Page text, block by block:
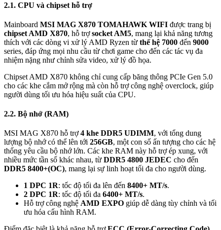
2.1. CPU và chipset hỗ trợ
Mainboard MSI MAG X870 TOMAHAWK WIFI được trang bị
chipset AMD X870, hỗ trợsocket AM5, mang lại khả năng tương
thích với các dòng vi xử lý AMD Ryzen từ thế hệ 7000 đến 9000
series, đáp ứng mọi nhu cầu từ chơi game cho đến các tác vụ đa
nhiệm nặng như chỉnh sửa video, xử lý đồ họa.
Chipset AMD X870 không chỉ cung cấp băng thông PCIe Gen 5.0
cho các khe cắm mở rộng mà còn hỗ trợ công nghệ overclock, giúp
người dùng tối ưu hóa hiệu suất của CPU.
2.2. Bộ nhớ (RAM)
MSI MAG X870 hỗ trợ4 khe DDR5 UDIMM, với tổng dung
lượng bộ nhớ có thể lên tới 256GB, một con số ấn tượng cho các hệ
thống yêu cầu bộ nhớ lớn. Các khe RAM này hỗ trợ ép xung, với
nhiều mức tần số khác nhau, từ DDR5 4800 JEDEC cho đến
DDR5 8400+(OC), mang lại sự linh hoạt tối đa cho người dùng.
1 DPC 1R: tốc độ tối đa lên đến 8400+ MT/s.
2 DPC 1R: tốc độ tối đa 6400+ MT/s.
Hỗ trợ công nghệ AMD EXPO giúp dễ dàng tùy chỉnh và tối
ưu hóa cấu hình RAM.